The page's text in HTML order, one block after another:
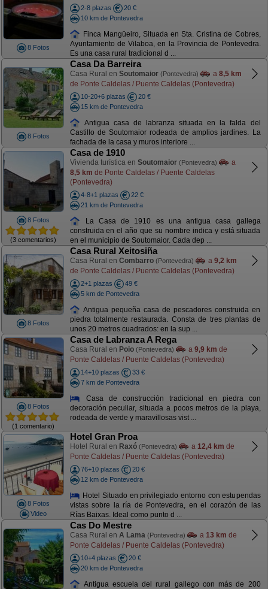
8 Fotos
2-8 plazas
20 €
10 km de Pontevedra
Finca Mangüeiro, Situada en Sta. Cristina de Cobres,
Ayuntamiento de Vilaboa, en la Provincia de Pontevedra.
Es una casa rural tradicional d ...
8 Fotos
Casa Da Barreira
Casa Rural en Soutomaior (Pontevedra) a 8,5 km
de Ponte Caldelas / Puente Caldelas (Pontevedra)
10-20+6 plazas
20 €
15 km de Pontevedra
Antigua casa de labranza situada en la falda del
Castillo de Soutomaior rodeada de amplios jardines. La
fachada de la casa y muros interiore ...
8 Fotos
(3 comentarios)
Casa de 1910
Vivienda turística en Soutomaior (Pontevedra)
a
8,5 km de Ponte Caldelas / Puente Caldelas
(Pontevedra)
4-8+1 plazas
22 €
21 km de Pontevedra
La Casa de 1910 es una antigua casa gallega
construida en el año que su nombre indica y está situada
en el municipio de Soutomaior. Cada dep ...
8 Fotos
Casa Rural Xeitosiña
Casa Rural en Combarro (Pontevedra) a 9,2 km
de Ponte Caldelas / Puente Caldelas (Pontevedra)
2+1 plazas
49 €
5 km de Pontevedra
Antigua pequeña casa de pescadores construida en
piedra totalmente restaurada. Consta de tres plantas de
unos 20 metros cuadrados: en la sup ...
8 Fotos
(1 comentario)
Casa de Labranza A Rega
Casa Rural en Poio (Pontevedra) a 9,9 km de
Ponte Caldelas / Puente Caldelas (Pontevedra)
14+10 plazas
33 €
7 km de Pontevedra
Casa de construcción tradicional en piedra con
decoración peculiar, situada a pocos metros de la playa,
rodeada de verde y maravillosas vist ...
8 Fotos
Video
Hotel Gran Proa
Hotel Rural en Raxó (Pontevedra) a 12,4 km de
Ponte Caldelas / Puente Caldelas (Pontevedra)
76+10 plazas
20 €
12 km de Pontevedra
Hotel Situado en privilegiado entorno con estupendas
vistas sobre la ría de Pontevedra, en el corazón de las
Rías Baixas. Ideal como punto d ...
Cas Do Mestre
Casa Rural en A Lama (Pontevedra) a 13 km de
Ponte Caldelas / Puente Caldelas (Pontevedra)
10+4 plazas
20 €
20 km de Pontevedra
Antigua escuela del rural gallego con más de 200